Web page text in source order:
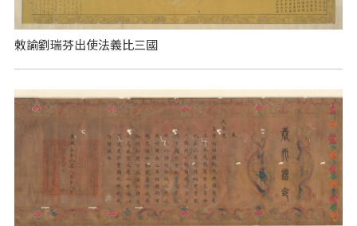
敕諭劉瑞芬出使法義比三國